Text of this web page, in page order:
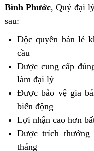
Bình Phước, Quý đại
sau:
Độc quyền bán lẻ
cầu
Được cung cấp
làm đại lý
Được bảo vệ gia
biến động
Lợi nhận cao hơn
Được trích thưởng
tháng